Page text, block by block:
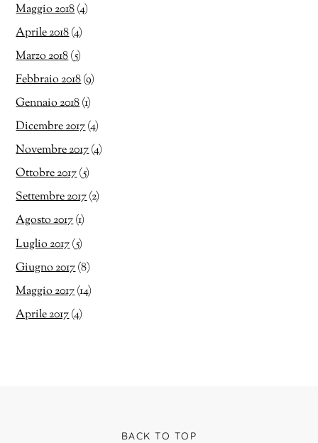
Maggio 2018(4)
Aprile 2018(4)
Marzo 2018(5)
Febbraio 2018(9)
Gennaio 2018(1)
Dicembre 2017(4)
Novembre 2017(4)
Ottobre 2017(5)
Settembre 2017(2)
Agosto 2017(1)
Luglio 2017(5)
Giugno 2017(8)
Maggio 2017(14)
Aprile 2017(4)
BACK TO TOP